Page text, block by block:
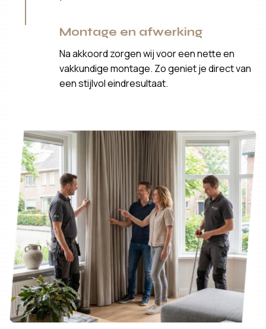
Montage en afwerking
Na akkoord zorgen wij voor een nette en
vakkundige montage. Zo geniet je direct van
een stijlvol eindresultaat.